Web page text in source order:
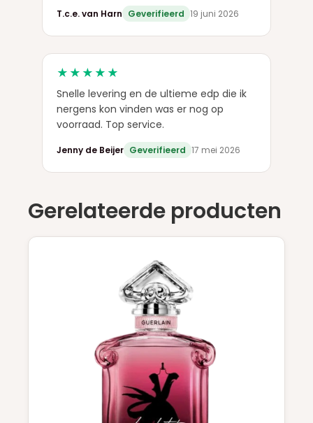
T.c.e. van Harn Geverifieerd 19 juni 2026
★★★★★
Snelle levering en de ultieme edp die ik
nergens kon vinden was er nog op
voorraad. Top service.
Jenny de Beijer Geverifieerd 17 mei 2026
Gerelateerde producten
Dit